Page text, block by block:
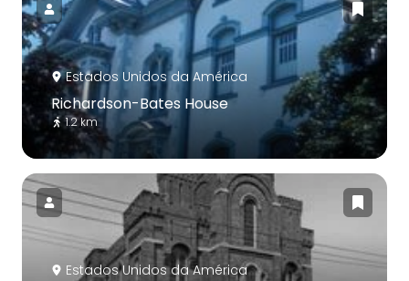
Estados Unidos da América
Richardson-Bates House
1.2 km
Estados Unidos da América